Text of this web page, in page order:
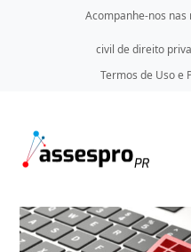
Acompanhe-nos nas
civil de direito
Termos de Uso e